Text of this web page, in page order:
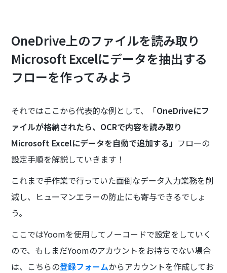
OneDrive上のファイルを読み取り
Microsoft Excelにデータを抽出する
フローを作ってみよう
それではここから代表的な例として、「OneDriveにフ
ァイルが格納されたら、OCRで内容を読み取り
Microsoft Excelにデータを自動で追加する」フローの
設定手順を解説していきます！
これまで手作業で行っていた面倒なデータ入力業務を削
減し、ヒューマンエラーの防止にも寄与できるでしょ
う。
ここではYoomを使用してノーコードで設定をしていく
ので、もしまだYoomのアカウントをお持ちでない場合
は、こちらの登録フォームからアカウントを作成してお